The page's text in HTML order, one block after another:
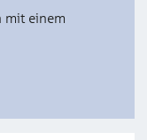
mit einem